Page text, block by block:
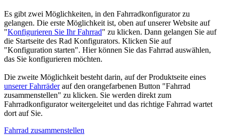
Es gibt zwei Möglichkeiten, in den Fahrradkonfigurator zu
gelangen. Die erste Möglichkeit ist, oben auf unserer Website auf
"Konfigurieren Sie Ihr Fahrrad" zu klicken. Dann gelangen Sie auf
die Startseite des Rad Konfigurators. Klicken Sie auf
"Konfiguration starten". Hier können Sie das Fahrrad auswählen,
das Sie konfigurieren möchten.
Die zweite Möglichkeit besteht darin, auf der Produktseite eines
unserer Fahrräderauf den orangefarbenen Button "Fahrrad
zusammenstellen" zu klicken. Sie werden direkt zum
Fahrradkonfigurator weitergeleitet und das richtige Fahrrad wartet
dort auf Sie.
Fahrrad zusammenstellen